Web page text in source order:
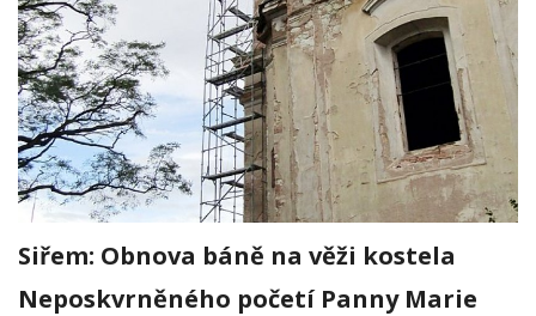
Siřem: Obnova báně na věži kostela
Neposkvrněného početí Panny Marie